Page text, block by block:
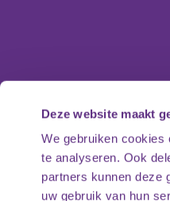
Deze website maakt
We gebruiken cookies
te analyseren. Ook
partners kunnen deze
uw gebruik van hun